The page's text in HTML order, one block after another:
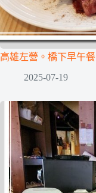
高雄左營。橋下早午餐
2025-07-19